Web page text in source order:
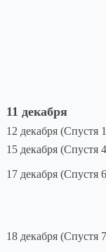
11 декабря
12 декабря (Спустя
15 декабря (Спустя
17 декабря (Спустя
18 декабря (Спустя